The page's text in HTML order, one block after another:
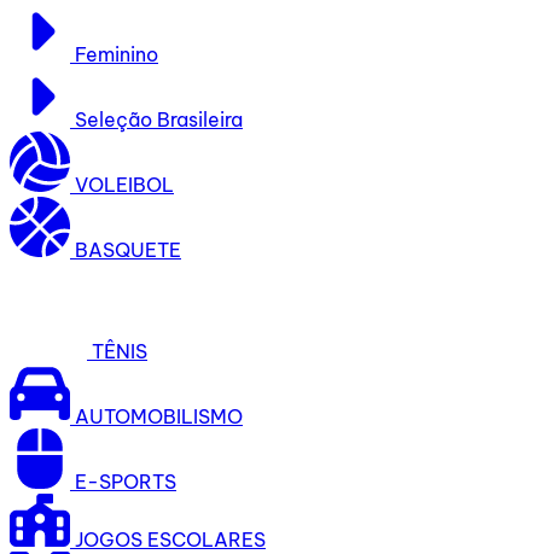
Feminino
Seleção Brasileira
VOLEIBOL
BASQUETE
TÊNIS
AUTOMOBILISMO
E-SPORTS
JOGOS ESCOLARES